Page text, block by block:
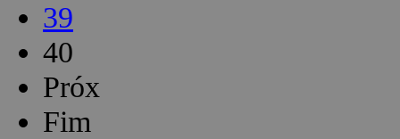
39
40
Próx
Fim